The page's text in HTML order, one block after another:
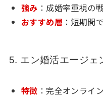
強み ：成婚率重視の
おすすめ層 ：短期間
5. エン婚活エージェ
特徴 ：完全オンライ